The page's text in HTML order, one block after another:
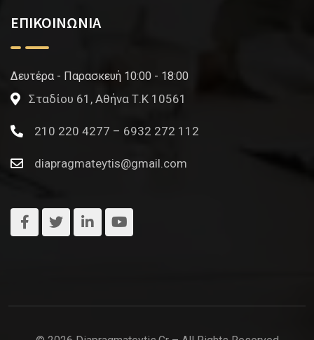
ΕΠΙΚΟΙΝΩΝΙΑ
Δευτέρα - Παρασκευή 10:00 - 18:00
Σταδίου 61, Αθήνα Τ.Κ 10561
210 220 4277 – 6932 272 112
diapragmateytis@gmail.com